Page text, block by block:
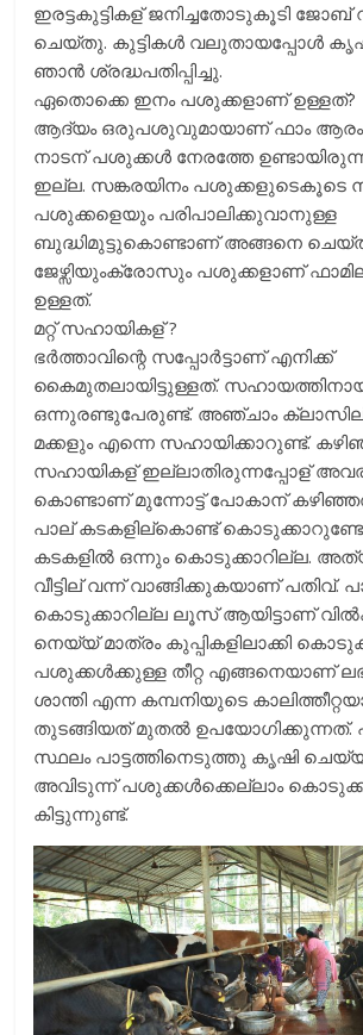
ഇരട്ടകുട്ടികള് ജനിച്ചതോടുകൂടി
ചെയ്തു. കുട്ടികള്‍ വലുതായപ്പോള്‍
ഞാന്‍ ശ്രദ്ധപതിപ്പിച്ചു.
ഏതൊക്കെ ഇനം പശുക്കളാണ് ഉള്ളത്?
ആദ്യം ഒരുപശുവുമായാണ് ഫാം
നാടന് പശുക്കള്‍ നേരത്തേ
ഇല്ല. സങ്കരയിനം പശുക്കളുടെകൂടെ
പശുക്കളെയും പരിപാലിക്കുവാനുള്ള
ബുദ്ധിമുട്ടുകൊണ്ടാണ് അങ്ങനെ
ജേഴ്സിയുംക്രോസും പശുക്കളാണ്
ഉള്ളത്.
മറ്റ് സഹായികള് ?
ഭര്‍ത്താവിന്റെ സപ്പോര്‍ട്ടാണ് എനിക്ക്
കൈമുതലായിട്ടുള്ളത്.
ഒന്നുരണ്ടുപേരുണ്ട്. അഞ്ചാം ക്ലാസില്
മക്കളും എന്നെ സഹായിക്കാറുണ്ട്.
സഹായികള് ഇല്ലാതിരുന്നപ്പോള്
കൊണ്ടാണ് മുന്നോട്ട് പോകാന്
പാല് കടകളില്കൊണ്ട്
കടകളില്‍ ഒന്നും കൊടുക്കാറില്ല.
വീട്ടില് വന്ന് വാങ്ങിക്കുകയാണ് പതിവ്.
കൊടുക്കാറില്ല ലൂസ് ആയിട്ടാണ്
നെയ്യ് മാത്രം കുപ്പികളിലാക്കി
പശുക്കള്‍ക്കുള്ള തീറ്റ എങ്ങനെയാണ്
ശാന്തി എന്ന കമ്പനിയുടെ
തുടങ്ങിയത് മുതല്‍ ഉപയോഗിക്കുന്നത്.
സ്ഥലം പാട്ടത്തിനെടുത്തു കൃഷി
അവിടുന്ന് പശുക്കള്‍ക്കെല്ലാം
കിട്ടുന്നുണ്ട്.